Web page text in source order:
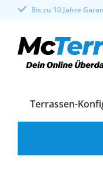
Bis zu 10 Jahre
Terrassen-